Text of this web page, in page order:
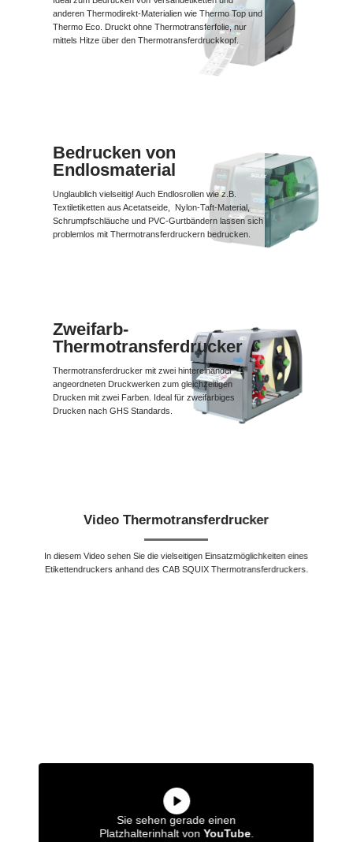
anderen Thermodirekt-Materialien wie Thermo Top und
Thermo Eco. Druckt ohne Thermotransferfolie, nur
mittels Hitze über den Thermotransferdruckkopf.
Bedrucken von
Endlosmaterial
Unglaublich vielseitig! Auch Endlosrollen wie z.B.
Textiletiketten aus Acetatseide, Nylon-Taft-Material,
Schrumpfschläuche und PVC-Gurtbändern lassen sich
problemlos mit Thermotransferdruckern bedrucken.
Zweifarb-
Thermotransferdrucker
Thermotransferdrucker mit zwei hintereinander
angeordneten Druckwerken zum gleichzeitigen
Drucken mit zwei Farben. Ideal für zweifarbiges
Drucken nach GHS Standards.
Video Thermotransferdrucker
In diesem Video sehen Sie die vielseitigen Einsatzmöglichkeiten eines
Etikettendruckers anhand des CAB SQUIX Thermotransferdruckers.
Sie sehen gerade einen
Platzhalterinhalt von YouTube.